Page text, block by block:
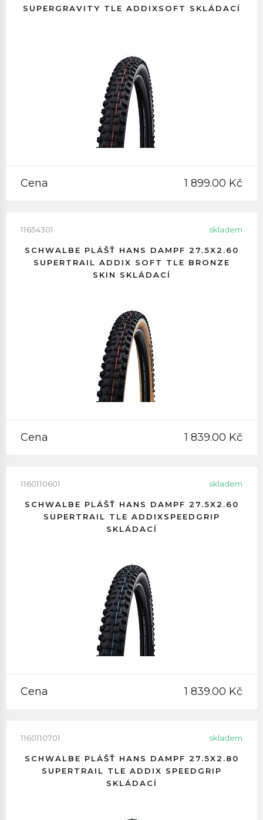
SUPERGRAVITY TLE ADDIXSOFT SKLÁDACÍ
Cena 1 899.00 Kč
11654301 skladem
SCHWALBE PLÁŠŤ HANS DAMPF 27.5X2.60
SUPERTRAIL ADDIX SOFT TLE BRONZE
SKIN SKLÁDACÍ
Cena 1 839.00 Kč
1160110601 skladem
SCHWALBE PLÁŠŤ HANS DAMPF 27.5X2.60
SUPERTRAIL TLE ADDIXSPEEDGRIP
SKLÁDACÍ
Cena 1 839.00 Kč
1160110701 skladem
SCHWALBE PLÁŠŤ HANS DAMPF 27.5X2.80
SUPERTRAIL TLE ADDIX SPEEDGRIP
SKLÁDACÍ